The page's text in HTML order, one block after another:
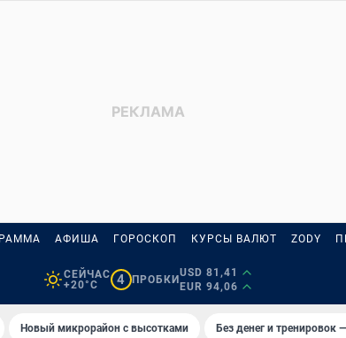
АФИША ГОРОСКОП КУРСЫ ВАЛЮТ ZODY
СЕЙЧАС
+20°C
4 ПРОБКИ
USD 81,41
EUR 94,06
Новый микрорайон с высотками Без денег и тренировок